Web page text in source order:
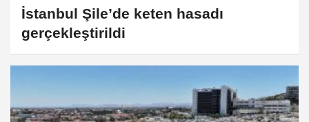
İstanbul Şile’de keten hasadı
gerçekleştirildi